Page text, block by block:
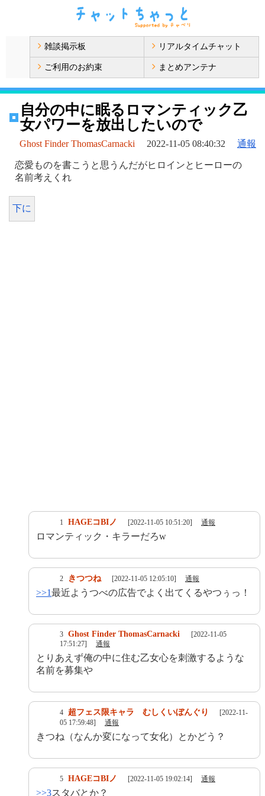
雑談掲示板 リアルタイムチャット
ご利用のお約束 まとめアンテナ
自分の中に眠るロマンティック乙
女パワーを放出したいので
Ghost Finder ThomasCarnacki 2022-11-05 08:40:32 通報
恋愛ものを書こうと思うんだがヒロインとヒーローの
名前考えくれ
下に
1 HAGEコBIノ [2022-11-05 10:51:20] 通報
ロマンティック・キラーだろw
2 きつつね [2022-11-05 12:05:10] 通報
>>1最近ようつべの広告でよく出てくるやつぅっ！
3 Ghost Finder ThomasCarnacki
[2022-11-05
17:51:27]
通報
とりあえず俺の中に住む乙女心を刺激するような
名前を募集や
4 超フェス限キャラ むしくいぼんぐり
[2022-11-
05 17:59:48]
通報
きつね（なんか変になって女化）とかどう？
5 HAGEコBIノ [2022-11-05 19:02:14] 通報
>>3スタバとか？